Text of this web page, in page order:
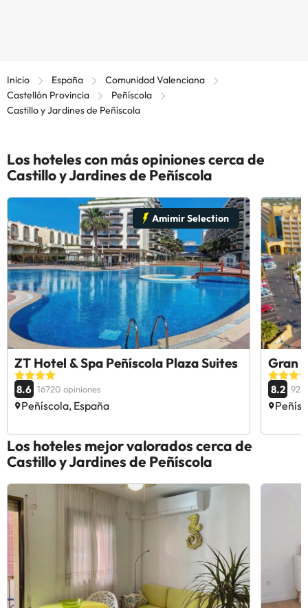
Inicio España
Comunidad Valenciana
Castellón Provincia
Peñíscola
Castillo y Jardines de Peñíscola
Los hoteles con más opiniones cerca de
Castillo y Jardines de Peñíscola
Amimir Selection
ZT Hotel & Spa Peñíscola Plaza Suites
8.6 16720 opiniones
Peñíscola, España
Gran
8.2
Los hoteles mejor valorados cerca de
Castillo y Jardines de Peñíscola